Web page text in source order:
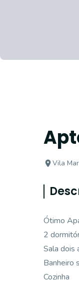
Vila
Ótimo
2
Sala dois
Banheiro
Cozinha